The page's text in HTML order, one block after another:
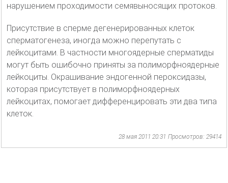
нарушением проходимости семявыносящих протоков.
Присутствие в сперме дегенерированных клеток
сперматогенеза, иногда можно перепутать с
лейкоцитами. В частности многоядерные сперматиды
могут быть ошибочно приняты за полиморфноядерные
лейкоциты. Окрашивание эндогенной пероксидазы,
которая присутствует в полиморфноядерных
лейкоцитах, помогает дифференцировать эти два типа
клеток.
28 мая 2011 20:31 Просмотров: 29414